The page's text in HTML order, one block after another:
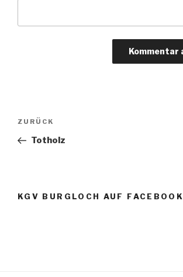
Beitragsnavigation
Vorheriger
Beitrag
ZURÜCK
Totholz
KGV BURGLOCH AUF FACEBOOK